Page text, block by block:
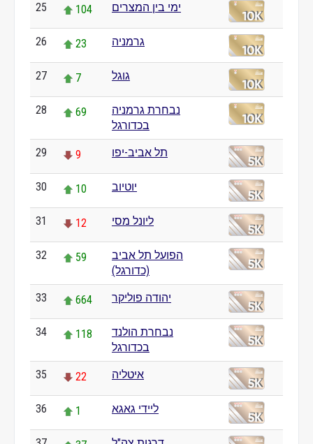
25 104 ימי בין המצרים
26 23 גרמניה
27 7 גוגל
28 69
נבחרת גרמניה
בכדורגל
29 9 תל אביב-יפו
30 10 יוטיוב
31 12 ליונל מסי
32 59
הפועל תל אביב
(כדורגל)
33 664 יהודה פוליקר
34 118
נבחרת הולנד
בכדורגל
35 22 איטליה
36 1 ליידי גאגא